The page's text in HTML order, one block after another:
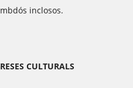
inclosos.
CULTURALS